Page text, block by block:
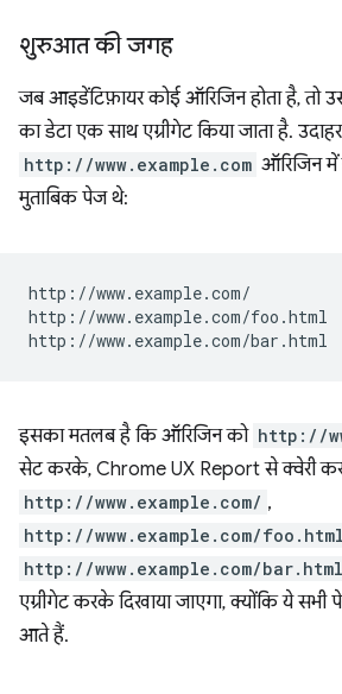
शुरुआत की जगह
जब आइडेंटिफ़ायर कोई ऑरिजिन होता है, तो
का डेटा एक साथ एग्रीगेट किया जाता है.
http://www.example.com ऑरिजिन
मुताबिक पेज थे:
http://www.example.com/
http://www.example.com/foo.html
इसका मतलब है कि ऑरिजिन को http://
सेट करके, Chrome UX Report से क्वेरी
http://www.example.com/ ,
http://www.example.com/foo.html
http://www.example.com/bar.html
एग्रीगेट करके दिखाया जाएगा, क्योंकि ये
आते हैं.